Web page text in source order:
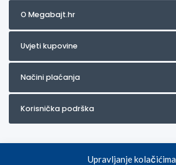
Upravljanje kolačićima
O Megabajt.hr
Uvjeti kupovine
Načini plaćanja
Korisnička podrška